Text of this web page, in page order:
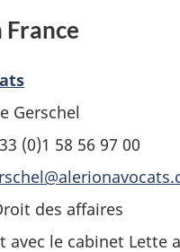
France
Gerschel
(0)1 58 56 97 00
des affaires
avec le cabinet Lette